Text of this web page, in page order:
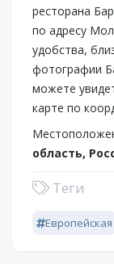
ресторана
по адресу
удобства,
фотографии
можете
карте по
область,
Теги
Европейская